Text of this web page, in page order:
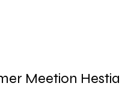
Meetion Hestia